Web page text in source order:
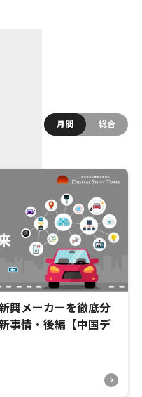
月間
総合
興メーカーを徹底分
事情・後編【中国デ